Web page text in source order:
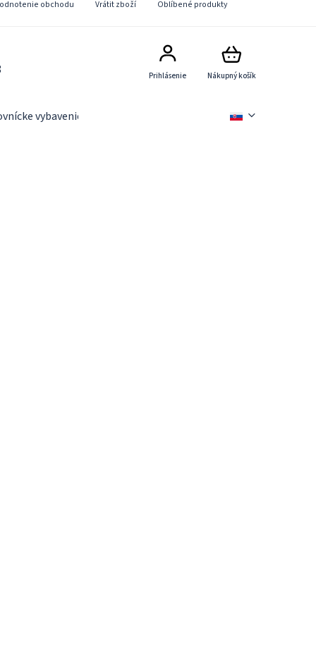
obchodu Vrátit zboží Oblíbené produkty
Nákupný košík
Prihlásenie
vybavenie Novinky